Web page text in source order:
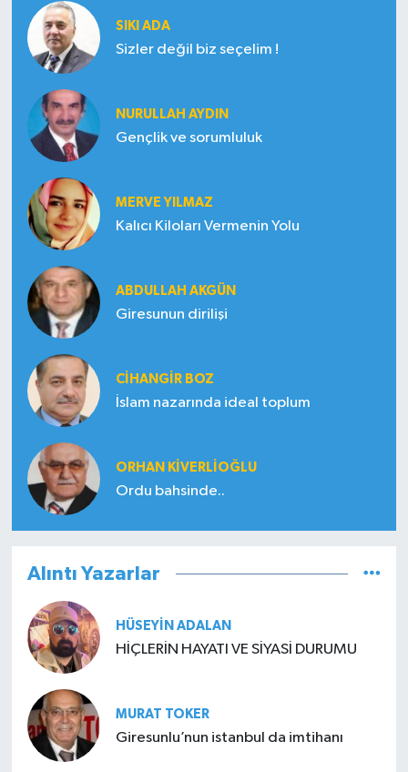
SIKI ADA
Sizler değil biz seçelim !
NURULLAH AYDIN
Gençlik ve sorumluluk
MERVE YILMAZ
Kalıcı Kiloları Vermenin Yolu
ABDULLAH AKGÜN
Giresunun dirilişi
CIHANGIR BOZ
İslam nazarında ideal toplum
ORHAN KIVERLIOĞLU
Ordu bahsinde..
Alıntı Yazarlar
HÜSEYIN ADALAN
HİÇLERİN HAYATI VE SİYASİ DURUMU
MURAT TOKER
Giresunlu’nun istanbul da imtihanı